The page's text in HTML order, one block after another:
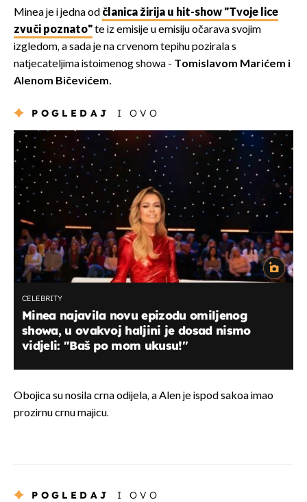
Minea je i jedna od članica žirija u hit-show "Tvoje lice
zvuči poznato"te iz emisije u emisiju očarava svojim
izgledom, a sada je na crvenom tepihu pozirala s
natjecateljima istoimenog showa - Tomislavom Marićem i
Alenom Bičevićem.
POGLEDAJ I OVO
CELEBRITY
Minea najavila novu epizodu omiljenog
showa, u ovakvoj haljini je dosad nismo
vidjeli: "Baš po mom ukusu!"
Obojica su nosila crna odijela, a Alen je ispod sakoa imao
prozirnu crnu majicu.
POGLEDAJ I OVO